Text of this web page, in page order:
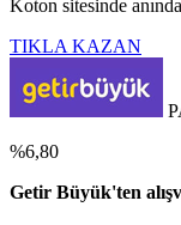
Koton sitesinde
TIKLA KAZAN
%6,80
Getir Büyük'ten